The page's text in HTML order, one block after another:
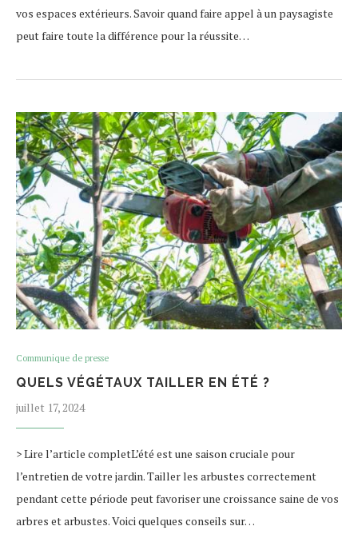
vos espaces extérieurs. Savoir quand faire appel à un paysagiste
peut faire toute la différence pour la réussite…
Communique de presse
QUELS VÉGÉTAUX TAILLER EN ÉTÉ ?
juillet 17, 2024
> Lire l’article completL’été est une saison cruciale pour
l’entretien de votre jardin. Tailler les arbustes correctement
pendant cette période peut favoriser une croissance saine de vos
arbres et arbustes. Voici quelques conseils sur…